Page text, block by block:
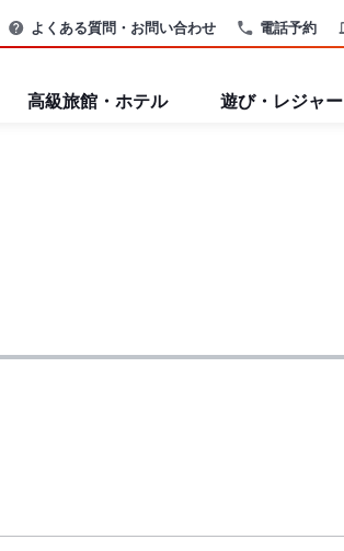
電話予約
よくある質問・お問い合わせ
高級旅館・ホテル 遊び・レジャー